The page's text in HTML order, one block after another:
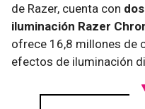
de Razer, cuenta con
iluminación Razer
ofrece 16,8 millones de
efectos de iluminación